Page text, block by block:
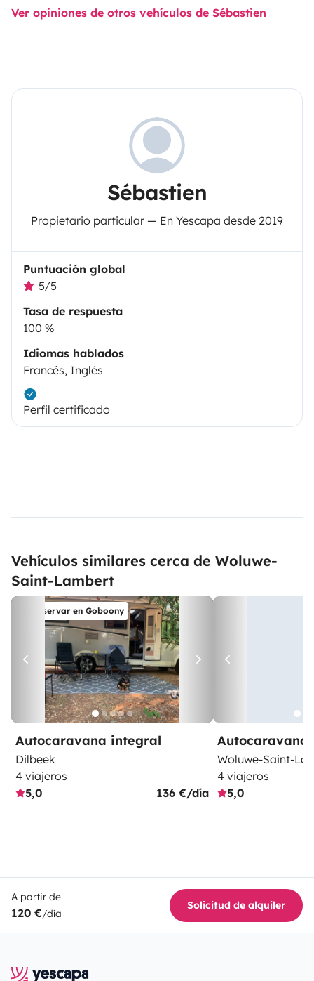
Ver opiniones de otros vehículos de Sébastien
Sébastien
Propietario particular — En Yescapa desde 2019
Puntuación global
5/5
Tasa de respuesta
100 %
Idiomas hablados
Francés, Inglés
Perfil certificado
Vehículos similares cerca de Woluwe-
Saint-Lambert
Reservar en Goboony
Autocaravana integral
Dilbeek
4 viajeros
5,0
136 €/día
Autocaravana
Woluwe-Saint-
4 viajeros
5,0
A partir de
120 €/día
Solicitud de alquiler